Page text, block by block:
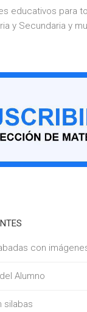
educativos para
y Secundaria y
con
Alumno
silabas